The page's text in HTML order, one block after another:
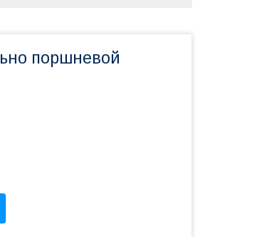
поршневой